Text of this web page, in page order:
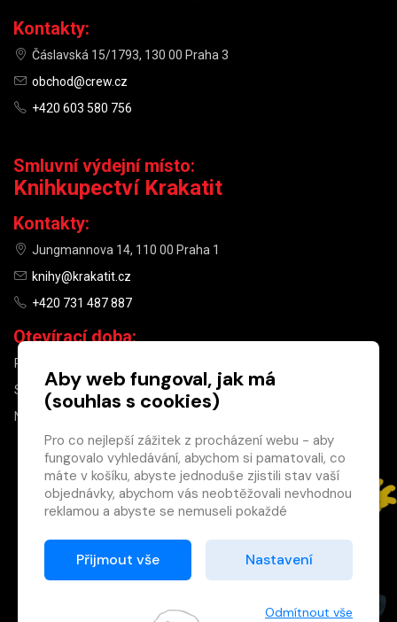
×
Máte u nás již
registrovaný
účet?
Registrací získáte slevu
na zboží ve výši 15 %
Kontakty:
Čáslavská 15/1793, 130 00 Praha 3
obchod@crew.cz
+420 603 580 756
Smluvní výdejní místo:
Knihkupectví Krakatit
Kontakty:
Jungmannova 14, 110 00 Praha 1
knihy@krakatit.cz
+420 731 487 887
Otevírací doba:
PO–PÁ
SO
10:00–13:00
NE
Aby web fungoval, jak má
(souhlas s cookies)
Pro co nejlepší zážitek z procházení webu - aby
fungovalo vyhledávání, abychom si pamatovali, co
máte v košíku, abyste jednoduše zjistili stav vaší
objednávky, abychom vás neobtěžovali nevhodnou
reklamou a abyste se nemuseli pokaždé
Proto od vás potřebujeme souhlas se
zpracováním souborů cookies
Děkujeme, že nám ho dáte a pomůžete nám tak
Přijmout vše Nastavení
Odmítnout vše